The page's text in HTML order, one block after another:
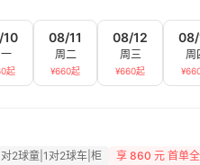
起
08/11
周二
¥660起
08/12
周三
¥660起
周
¥
2球童|1对2球车|柜 享 860 元 首单